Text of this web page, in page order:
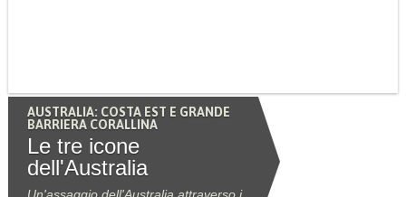
AUSTRALIA: COSTA EST E GRANDE
BARRIERA CORALLINA
Le tre icone
dell'Australia